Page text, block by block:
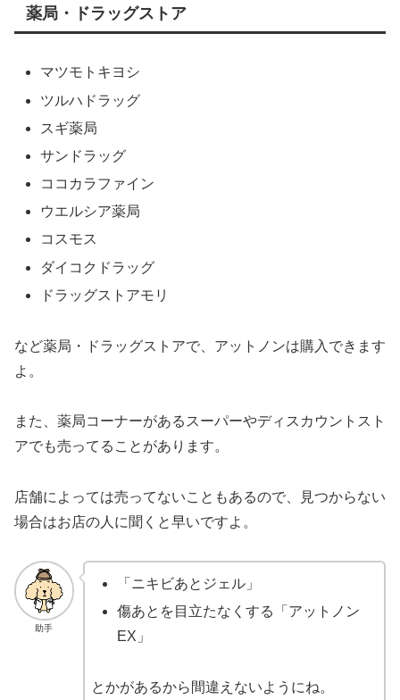
薬局・ドラッグストア
マツモトキヨシ
ツルハドラッグ
スギ薬局
サンドラッグ
ココカラファイン
ウエルシア薬局
コスモス
ダイコクドラッグ
ドラッグストアモリ
など薬局・ドラッグストアで、アットノンは購入できます
よ。
また、薬局コーナーがあるスーパーやディスカウントスト
アでも売ってることがあります。
店舗によっては売ってないこともあるので、見つからない
場合はお店の人に聞くと早いですよ。
助手
「ニキビあとジェル」
傷あとを目立たなくする「アットノン
EX」
とかがあるから間違えないようにね。